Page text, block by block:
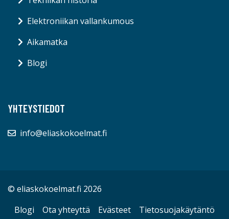
Elektroniikan vallankumous
Aikamatka
Blogi
YHTEYSTIEDOT
info@eliaskokoelmat.fi
© eliaskokoelmat.fi 2026
Blogi
Ota yhteyttä Evästeet
Tietosuojakäytäntö